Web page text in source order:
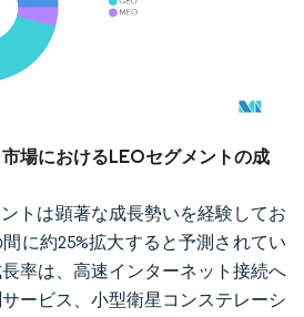
利用にはCC BY 4.0の表示が必要です。
場におけるLEOセグメントの成
トは顕著な成長勢いを経験してお
間に約25%拡大すると予測されてい
率は、高速インターネット接続へ
ービス、小型衛星コンステレーシ